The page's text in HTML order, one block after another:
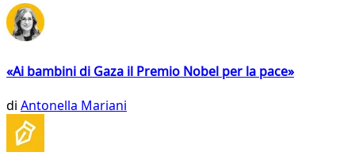
«Ai bambini di Gaza il Premio Nobel per la pace»
di Antonella Mariani